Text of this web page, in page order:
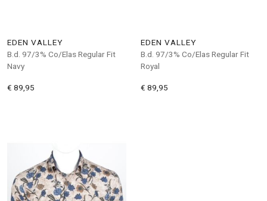
EDEN VALLEY
B.d. 97/3% Co/Elas Regular Fit
Navy
€ 89,95
EDEN VALLEY
B.d. 97/3% Co/Elas Regular Fit
Royal
€ 89,95